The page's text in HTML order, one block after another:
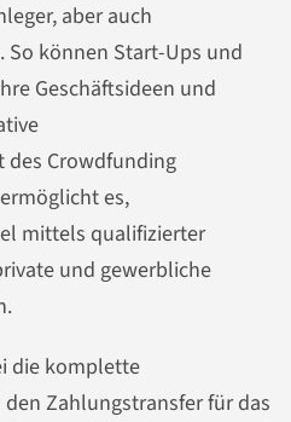
aber auch
können Start-Ups und
Geschäftsideen und
des Crowdfunding
es,
mittels qualifizierter
und gewerbliche
die komplette
Zahlungstransfer für das